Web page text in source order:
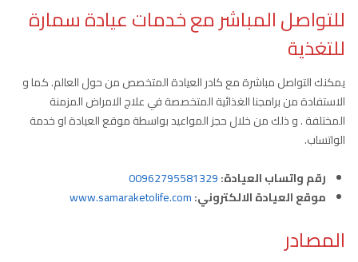
للتواصل المباشر مع خدمات عيادة سمارة
للتغذية
يمكنك التواصل مباشرة مع كادر العيادة المتخصص من حول العالم. كما و
الاستفادة من برامجنا الغذائية المتخصصة في علاج الامراض المزمنة
المختلفة . و ذلك من خلال حجز المواعيد بواسطة موقع العيادة او خدمة
الواتساب.
رقم واتساب العيادة:00962795581329
موقع العيادة الالكتروني:www.samaraketolife.com
المصادر